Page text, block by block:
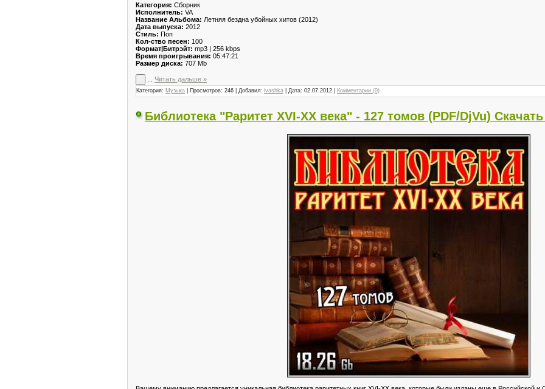
Категория: Сборник
Исполнитель: VA
Название Альбома: Летняя бездна убойных хитов (2012)
Дата выпуска: 2012
Стиль: Поп
Кол-ство песен: 100
Формат|Битрэйт: mp3 | 256 kbps
Время проигрывания: 05:47:21
Размер диска: 707 Mb
Читать дальше »
Категория: Музыка | Просмотров: 246 | Добавил: ivashka | Дата: 02.07.2012 Комментарии (0)
Библиотека "Раритет XVI-XX века" - 127 томов (PDF/DjVu)